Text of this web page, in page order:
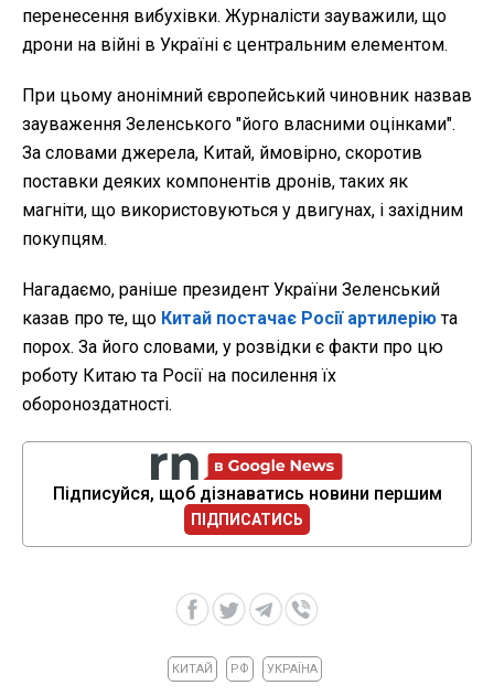
перенесення вибухівки. Журналісти зауважили, що
дрони на війні в Україні є центральним елементом.
При цьому анонімний європейський чиновник назвав
зауваження Зеленського "його власними оцінками".
За словами джерела, Китай, ймовірно, скоротив
поставки деяких компонентів дронів, таких як
магніти, що використовуються у двигунах, і західним
покупцям.
Нагадаємо, раніше президент України Зеленський
казав про те, що Китай постачає Росії артилеріюта
порох. За його словами, у розвідки є факти про цю
роботу Китаю та Росії на посилення їх
обороноздатності.
Підписуйся, щоб дізнаватись новини першим
ПІДПИСАТИСЬ
КИТАЙ РФ УКРАЇНА